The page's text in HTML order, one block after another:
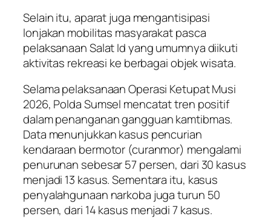
Selain itu, aparat juga mengantisipasi
lonjakan mobilitas masyarakat pasca
pelaksanaan Salat Id yang umumnya diikuti
aktivitas rekreasi ke berbagai objek wisata.
Selama pelaksanaan Operasi Ketupat Musi
2026, Polda Sumsel mencatat tren positif
dalam penanganan gangguan kamtibmas.
Data menunjukkan kasus pencurian
kendaraan bermotor (curanmor) mengalami
penurunan sebesar 57 persen, dari 30 kasus
menjadi 13 kasus. Sementara itu, kasus
penyalahgunaan narkoba juga turun 50
persen, dari 14 kasus menjadi 7 kasus.